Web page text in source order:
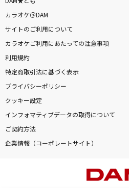
カラオケ＠DAM
サイトのご利用について
カラオケご利用にあたっての注意事項
利用規約
特定商取引法に基づく表示
プライバシーポリシー
クッキー設定
インフォマティブデータの取得について
ご契約方法
企業情報（コーポレートサイト）